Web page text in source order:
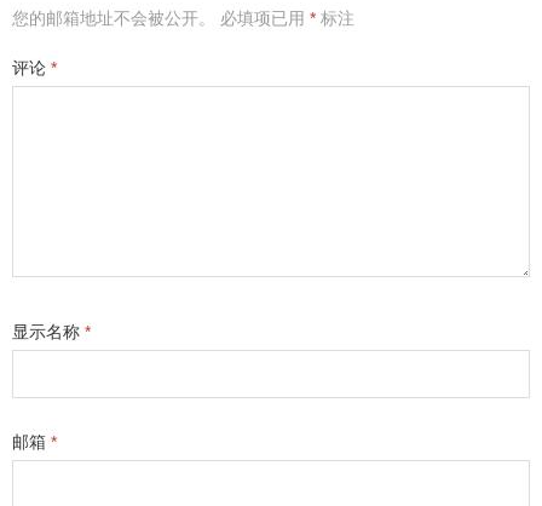
您的邮箱地址不会被公开。 必填项已用 * 标注
评论 *
显示名称 *
邮箱 *